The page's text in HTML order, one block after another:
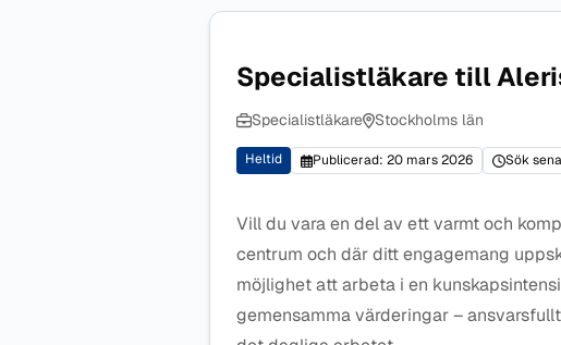
Specialistläkare till
Specialistläkare Stockholms län
Heltid Publicerad: 20 mars 2026 Sök
Vill du vara en del av ett varmt och
centrum och där ditt engagemang
möjlighet att arbeta i en
gemensamma värderingar –